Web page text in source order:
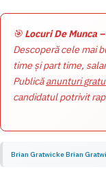
🎯 Locuri De Munca
Descoperă cele mai
time și part time,
Publicăanunturi
candidatul potrivit
Brian Gratwicke Brian